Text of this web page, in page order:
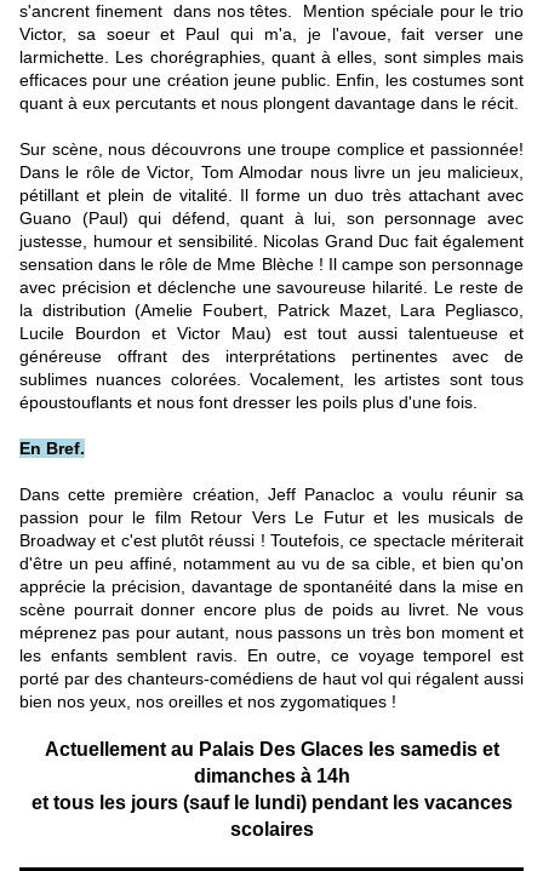
s'ancrent finement dans nos têtes. Mention spéciale pour le trio
Victor, sa soeur et Paul qui m'a, je l'avoue, fait verser une
larmichette. Les chorégraphies, quant à elles, sont simples mais
efficaces pour une création jeune public. Enfin, les costumes sont
quant à eux percutants et nous plongent davantage dans le récit.
Sur scène, nous découvrons une troupe complice et passionnée!
Dans le rôle de Victor, Tom Almodar nous livre un jeu malicieux,
pétillant et plein de vitalité. Il forme un duo très attachant avec
Guano (Paul) qui défend, quant à lui, son personnage avec
justesse, humour et sensibilité. Nicolas Grand Duc fait également
sensation dans le rôle de Mme Blèche ! Il campe son personnage
avec précision et déclenche une savoureuse hilarité. Le reste de
la distribution (Amelie Foubert, Patrick Mazet, Lara Pegliasco,
Lucile Bourdon et Victor Mau) est tout aussi talentueuse et
généreuse offrant des interprétations pertinentes avec de
sublimes nuances colorées. Vocalement, les artistes sont tous
époustouflants et nous font dresser les poils plus d'une fois.
En Bref.
Dans cette première création, Jeff Panacloc a voulu réunir sa
passion pour le film Retour Vers Le Futur et les musicals de
Broadway et c'est plutôt réussi ! Toutefois, ce spectacle mériterait
d'être un peu affiné, notamment au vu de sa cible, et bien qu'on
apprécie la précision, davantage de spontanéité dans la mise en
scène pourrait donner encore plus de poids au livret. Ne vous
méprenez pas pour autant, nous passons un très bon moment et
les enfants semblent ravis. En outre, ce voyage temporel est
porté par des chanteurs-comédiens de haut vol qui régalent aussi
bien nos yeux, nos oreilles et nos zygomatiques !
Actuellement au Palais Des Glaces l es samedis et
dimanches à 14h
et tous les jours (sauf le lundi) pendant les vacances
scolaires